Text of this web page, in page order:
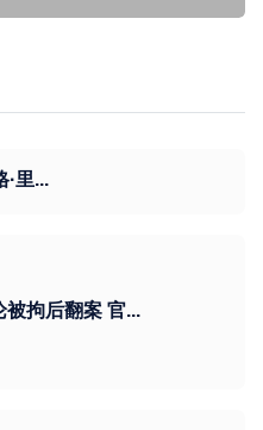
·里...
被拘后翻案 官...